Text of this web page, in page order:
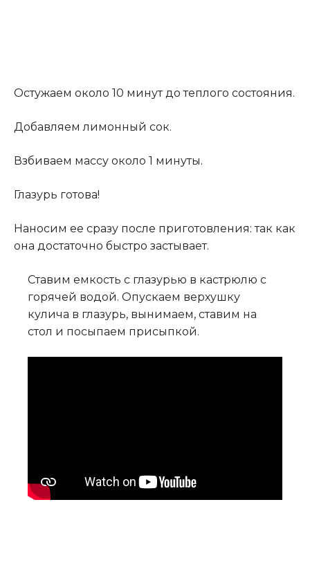
Остужаем около 10 минут до теплого состояния.
Добавляем лимонный сок.
Взбиваем массу около 1 минуты.
Глазурь готова!
Наносим ее сразу после приготовления: так как
она достаточно быстро застывает.
Ставим емкость с глазурью в кастрюлю с
горячей водой. Опускаем верхушку
кулича в глазурь, вынимаем, ставим на
стол и посыпаем присыпкой.